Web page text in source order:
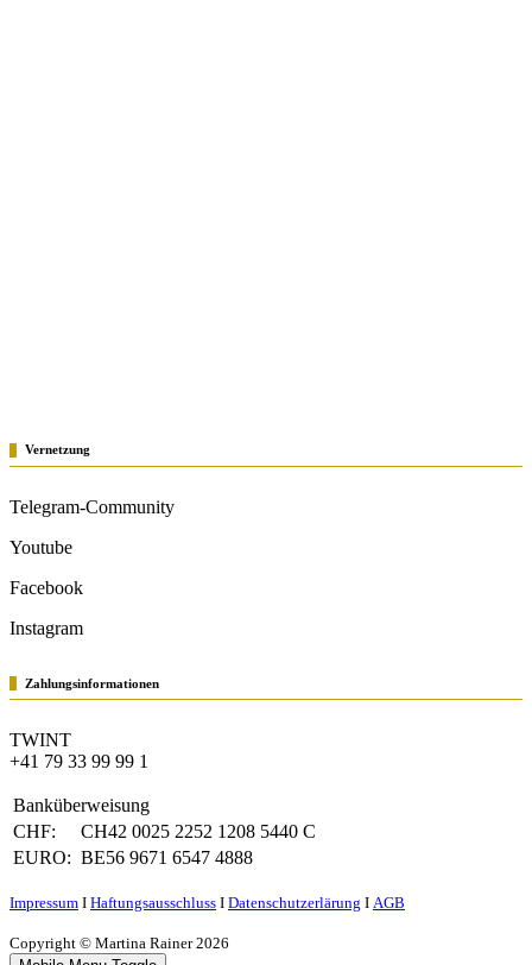
Vernetzung
Telegram-Community
Youtube
Facebook
Instagram
Zahlungsinformationen
TWINT
+41 79 33 99 99 1
Banküberweisung
CHF:
CH42 0025 2252 1208 5440 C
EURO: BE56 9671 6547 4888
Impressum Ι Haftungsausschluss Ι Datenschutzerlärung Ι AGB
Copyright © Martina Rainer 2026